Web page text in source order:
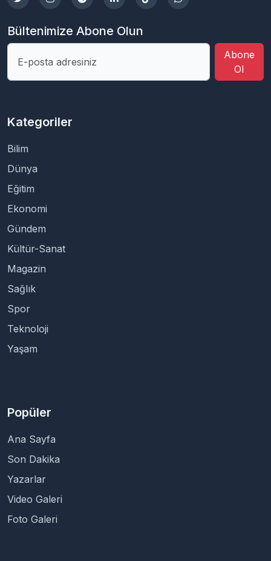
Bültenimize Abone Olun
Abone
Ol
Kategoriler
Bilim
Dünya
Eğitim
Ekonomi
Gündem
Kültür-Sanat
Magazin
Sağlık
Spor
Teknoloji
Yaşam
Popüler
Ana Sayfa
Son Dakika
Yazarlar
Video Galeri
Foto Galeri